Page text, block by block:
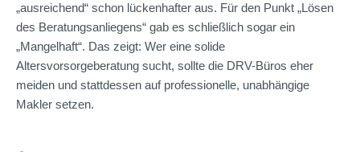
„ausreichend“ schon lückenhafter aus. Für den Punkt „Lösen
des Beratungsanliegens“ gab es schließlich sogar ein
„Mangelhaft“. Das zeigt: Wer eine solide
Altersvorsorgeberatung sucht, sollte die DRV-Büros eher
meiden und stattdessen auf professionelle, unabhängige
Makler setzen.